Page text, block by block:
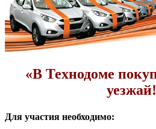
«В Технодоме
Для участия необходимо: